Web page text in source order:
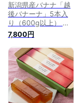
新潟県産バナナ「越
後バナーナ」5本入
り（600g以上） シ
モダファーム【完熟
したら皮まで食べら
れる！/フルーツ/ば
なな/サーマルリサイ
クル/グロスミッチェ
ル/柏崎産/プレミア
ム】【お土産/手土
産/プレゼント/ギフ
7,800円